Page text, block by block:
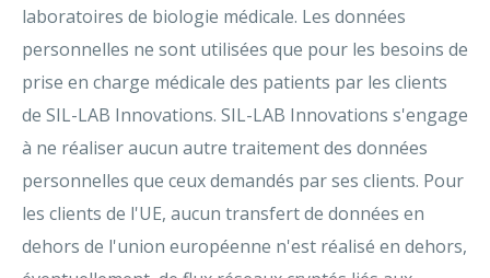
laboratoires de biologie médicale. Les données
personnelles ne sont utilisées que pour les besoins de
prise en charge médicale des patients par les clients
de SIL-LAB Innovations. SIL-LAB Innovations s'engage
à ne réaliser aucun autre traitement des données
personnelles que ceux demandés par ses clients. Pour
les clients de l'UE, aucun transfert de données en
dehors de l'union européenne n'est réalisé en dehors,